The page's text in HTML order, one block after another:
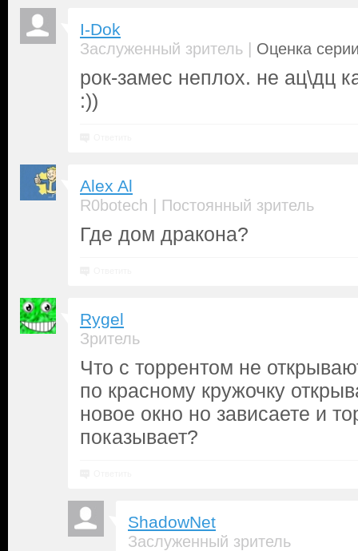
I-Dok
Заслуженный зритель | Оценка
рок-замес неплох. не ац\дц
:))
Alex Al
R0botech | Постоянный зритель
Где дом дракона?
Rygel
Зритель
Что с торрентом не
по красному кружочку
новое окно но зависаете и
показывает?
ShadowNet
Заслуженный зритель